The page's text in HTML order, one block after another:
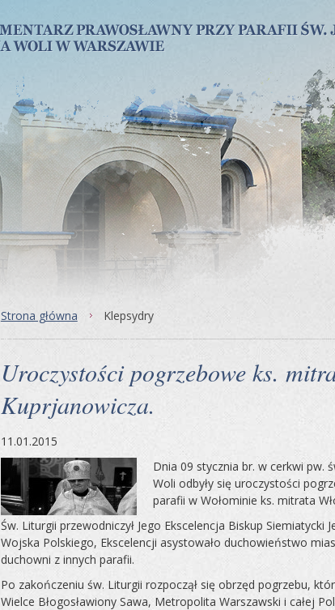
Strona główna Klepsydry
Uroczystości pogrzebowe ks.
Kuprjanowicza.
11.01.2015
Dnia 09 stycznia br. w cerkwi pw.
Woli odbyły się uroczystości
parafii w Wołominie ks. mitrata
Św. Liturgii przewodniczył Jego Ekscelencja Biskup Siemiatycki
Wojska Polskiego, Ekscelencji asystowało duchowieństwo
duchowni z innych parafii.
Po zakończeniu św. Liturgii rozpoczął się obrzęd pogrzebu,
Wielce Błogosławiony Sawa, Metropolita Warszawski i całej